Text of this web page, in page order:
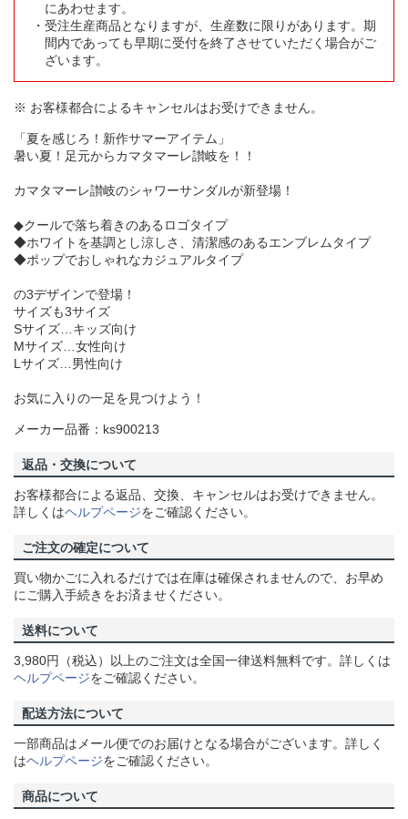
にあわせます。
受注生産商品となりますが、生産数に限りがあります。期
間内であっても早期に受付を終了させていただく場合がご
ざいます。
※ お客様都合によるキャンセルはお受けできません。
「夏を感じろ！新作サマーアイテム」
暑い夏！足元からカマタマーレ讃岐を！！
カマタマーレ讃岐のシャワーサンダルが新登場！
◆クールで落ち着きのあるロゴタイプ
◆ホワイトを基調とし涼しさ、清潔感のあるエンブレムタイプ
◆ポップでおしゃれなカジュアルタイプ
の3デザインで登場！
サイズも3サイズ
Sサイズ…キッズ向け
Mサイズ…女性向け
Lサイズ…男性向け
お気に入りの一足を見つけよう！
メーカー品番：ks900213
返品・交換について
お客様都合による返品、交換、キャンセルはお受けできません。
詳しくはヘルプページをご確認ください。
ご注文の確定について
買い物かごに入れるだけでは在庫は確保されませんので、お早め
にご購入手続きをお済ませください。
送料について
3,980円（税込）以上のご注文は全国一律送料無料です。詳しくは
ヘルプページをご確認ください。
配送方法について
一部商品はメール便でのお届けとなる場合がございます。詳しく
はヘルプページをご確認ください。
商品について